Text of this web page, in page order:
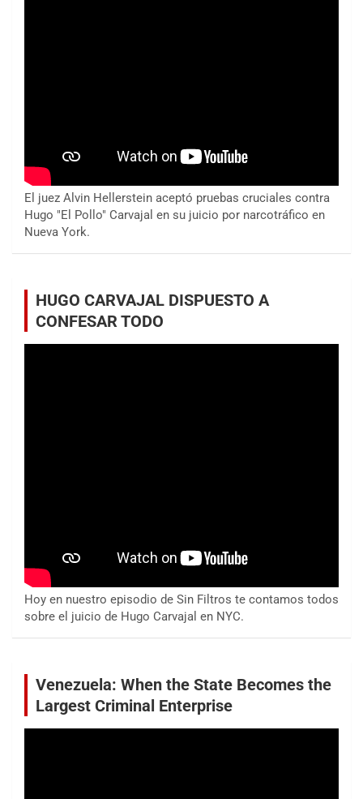
El juez Alvin Hellerstein aceptó pruebas cruciales contra
Hugo "El Pollo" Carvajal en su juicio por narcotráfico en
Nueva York.
HUGO CARVAJAL DISPUESTO A
CONFESAR TODO
Hoy en nuestro episodio de Sin Filtros te contamos todos
sobre el juicio de Hugo Carvajal en NYC.
Venezuela: When the State Becomes the
Largest Criminal Enterprise